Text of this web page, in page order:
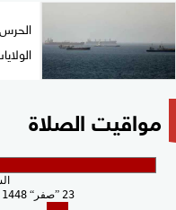
مواقيت الصلاة
23
صفر 1448 هـ